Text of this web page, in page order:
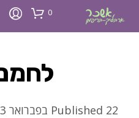
0
Published 22 בפברואר 2023